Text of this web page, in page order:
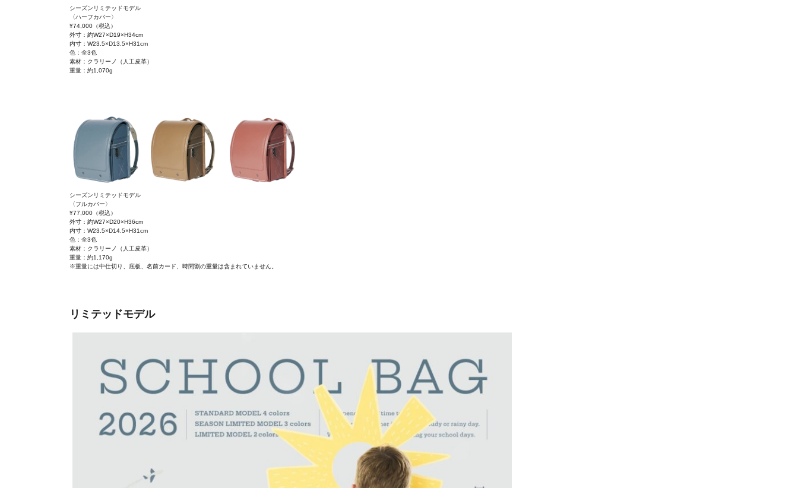
シーズンリミテッドモデル
〈ハーフカバー〉
¥74,000 （税込）
外寸：約W27×D19×H34cm
内寸：W23.5×D13.5×H31cm
色：全3色
素材：クラリーノ（人工皮革）
重量：約1,070g
シーズンリミテッドモデル
〈フルカバー〉
¥77,000 （税込）
外寸：約W27×D20×H36cm
内寸：W23.5×D14.5×H31cm
色：全3色
素材：クラリーノ（人工皮革）
重量：約1,170g
※重量には中仕切り、底板、名前カード、時間割の重量は含まれていません。
リミテッドモデル